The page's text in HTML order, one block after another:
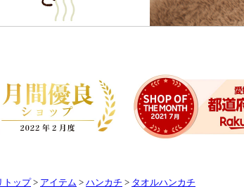
トップ > アイテム > ハンカチ > タオルハンカチ